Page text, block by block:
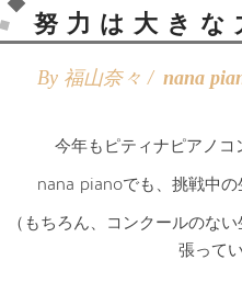
努力は大き
By 福山奈々 / nana
今年もピティナピアノ
nana pianoでも、挑戦中
（もちろん、コンクールのな
張って